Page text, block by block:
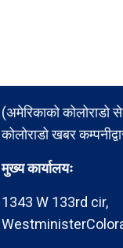
(अमेरिकाको कोलोराडो
कोलोराडो खबर
मुख्य कार्यालयः
1343 W 133rd cir,